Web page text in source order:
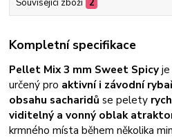
Související zboží 2
Kompletní specifikace
Pellet Mix 3 mm Sweet Spicy
určený pro aktivní i závodní
obsahu sacharidů se pelety
viditelný a vonný oblak
krmného místa během několika